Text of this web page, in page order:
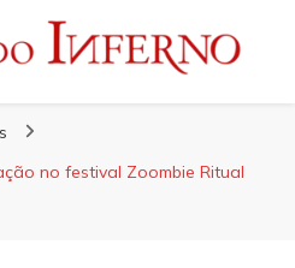
no festival Zoombie Ritual